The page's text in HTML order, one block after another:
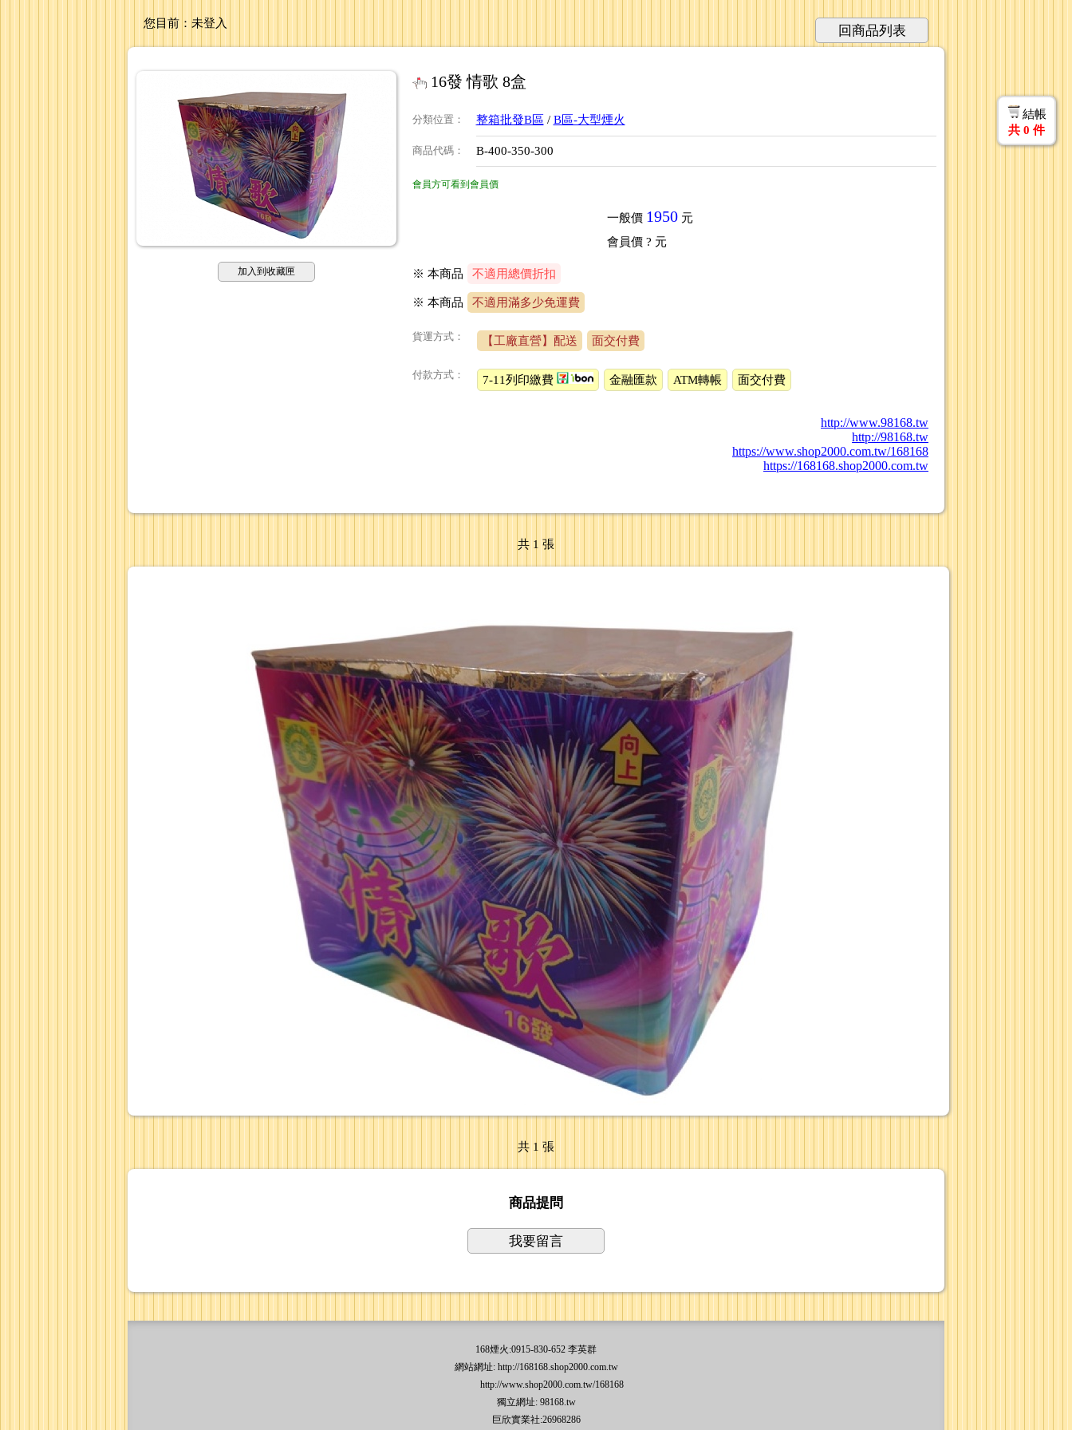
您目前： 未登入 回商品列表
加入到收藏匣
16發 情歌 8盒
分類位置 ： 整箱批發B區 / B區-大型煙火
商品代碼： B-400-350-300
會員方可看到會員價
一般價 1950 元
會員價 ? 元
※ 本商品 不適用總價折扣
※ 本商品 不適用滿多少免運費
貨運方式： 【工廠直營】配送 面交付費
付款方式： 7-11列印繳費 金融匯款 ATM轉帳 面交付費
http://www.98168.tw
http://98168.tw
https://www.shop2000.com.tw/168168
https://168168.shop2000.com.tw
結帳
共 0 件
共 1 張
共 1 張
商品提問
我要留言
168煙火:0915-830-652 李英群
網站網址: http://168168.shop2000.com.tw
http://www.shop2000.com.tw/168168
獨立網址: 98168.tw
巨欣實業社:26968286